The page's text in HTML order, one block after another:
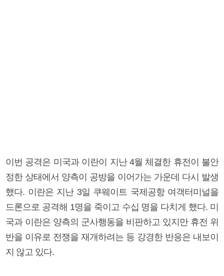
이번 공격은 미국과 이란이 지난 4월 체결한 휴전이 불안
정한 상태에서 양측이 공방을 이어가는 가운데 다시 발생
했다. 이란은 지난 3일 쿠웨이트 국제공항 여객터미널을
드론으로 공격해 1명을 죽이고 수십 명을 다치게 했다. 미
국과 이란은 양측의 군사행동을 비판하고 있지만 휴전 위
반을 이유로 전쟁을 재개하려는 등 강경한 반응은 내보이
지 않고 있다.